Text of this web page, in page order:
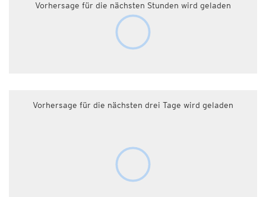
Vorhersage für die nächsten Stunden wird geladen
Vorhersage für die nächsten drei Tage wird geladen